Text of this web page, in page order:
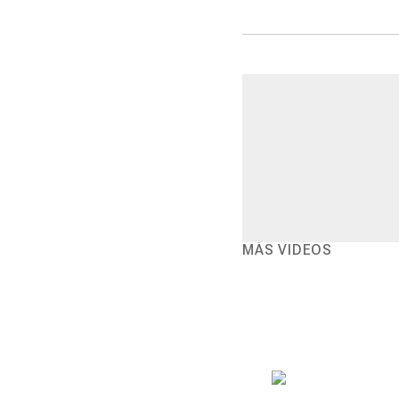
MÁS VIDEOS